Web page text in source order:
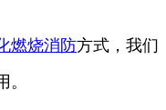
燃烧消防方式，我们